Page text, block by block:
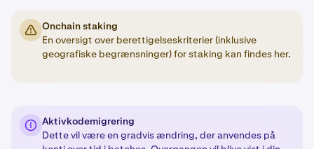
Onchain staking
En oversigt over berettigelseskriterier (inklusive
geografiske begrænsninger) for staking kan findes her.
Aktivkodemigrering
Dette vil være en gradvis ændring, der anvendes på